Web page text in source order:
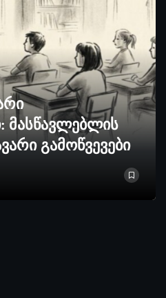
მასწავლებლის
გამოწვევები